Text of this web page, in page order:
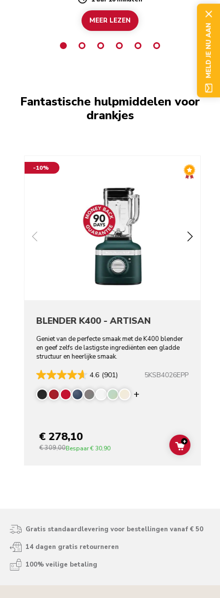
Duration
MEER LEZEN
Fantastische hulpmiddelen voor
drankjes
-10%
BLENDER K400 - ARTISAN
Geniet van de perfecte smaak met de K400 blender
en geef zelfs de lastigste ingrediënten een gladde
structuur en heerlijke smaak.
4.6 (901) 5KSB4026EPP
Display more
€ 278,10
€ 309,00Bespaar€ 30,90 ADD TO
+
Gratis standaardlevering voor bestellingen vanaf € 50
14 dagen gratis retourneren
100% veilige betaling
MELD JE NU AAN